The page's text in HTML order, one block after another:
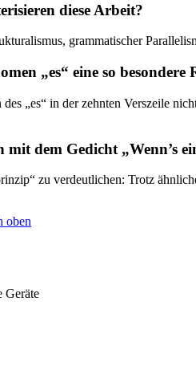
diese Arbeit?
grammatischer
„es“ eine so
„es“ in der zehnten Verszeile
mit dem Gedicht „Wenn’s
zu verdeutlichen: Trotz
oben
Geräte